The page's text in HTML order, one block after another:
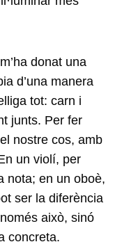
donat una
d’una manera
tot: carn i
junts. Per fer
nostre cos, amb
un violí, per
nota; en un oboè,
ser la diferència
això, sinó
concreta.